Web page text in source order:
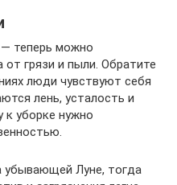
теперь можно
грязи и пыли. Обратите
люди чувствуют себя
лень, усталость и
к уборке нужно
убывающей Луне, тогда